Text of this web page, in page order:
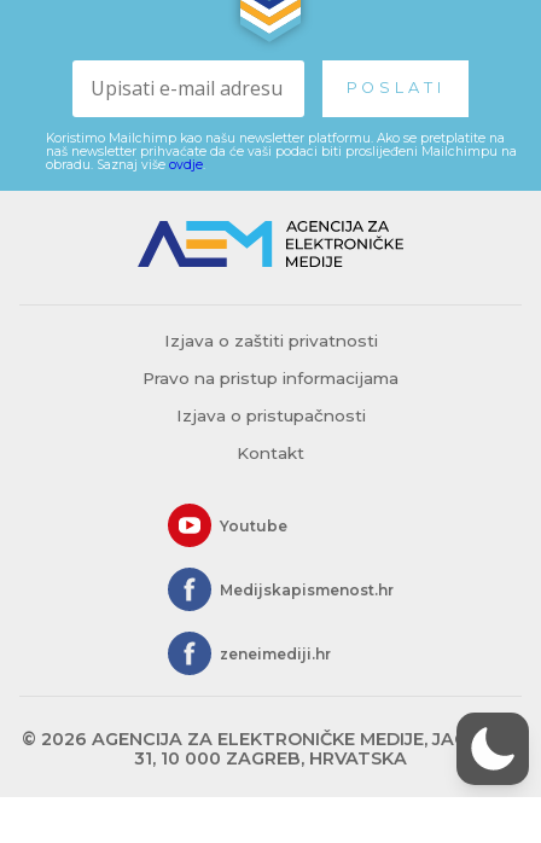
Koristimo Mailchimp kao našu newsletter platformu. Ako se pretplatite na
naš newsletter prihvaćate da će vaši podaci biti proslijeđeni Mailchimpu na
obradu. Saznaj više ovdje
Izjava o zaštiti privatnosti
Pravo na pristup informacijama
Izjava o pristupačnosti
Kontakt
Youtube
Medijskapismenost.hr
zeneimediji.hr
© 2026 AGENCIJA ZA ELEKTRONIČKE MEDIJE, JAGIĆEVA
31, 10 000 ZAGREB, HRVATSKA